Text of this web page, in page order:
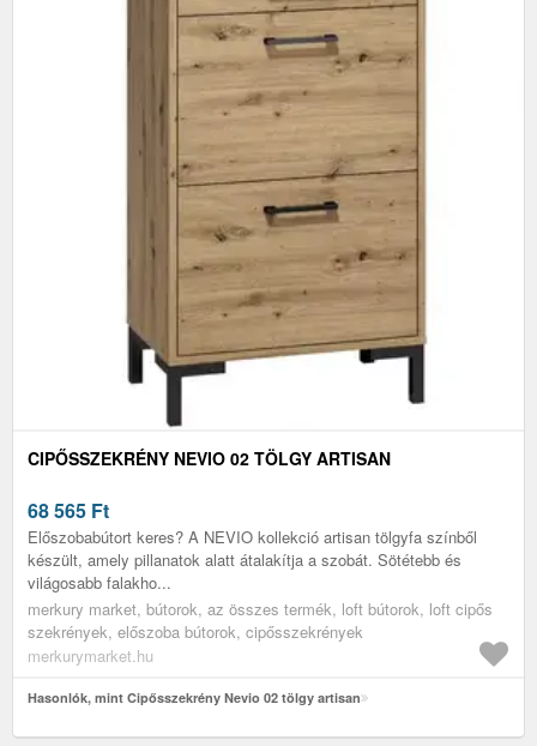
CIPŐSSZEKRÉNY NEVIO 02 TÖLGY ARTISAN
68 565 Ft
Előszobabútort keres? A NEVIO kollekció artisan tölgyfa színből
készült, amely pillanatok alatt átalakítja a szobát. Sötétebb és
világosabb falakho...
merkury market, bútorok, az összes termék, loft bútorok, loft cipős
szekrények, előszoba bútorok, cipősszekrények
merkurymarket.hu
Hasonlók, mint Cipősszekrény Nevio 02 tölgy artisan